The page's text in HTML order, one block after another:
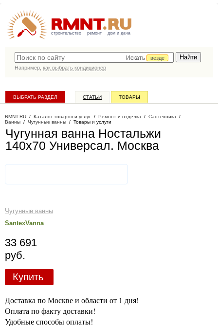
строительство ремонт дом и дача
Искать
везде
Например, как выбрать кондиционер
ВЫБРАТЬ РАЗДЕЛ СТАТЬИ ТОВАРЫ
RMNT.RU / Каталог товаров и услуг / Ремонт и отделка / Сантехника /
Ванны / Чугунные ванны / Товары и услуги
Чугунная ванна Ностальжи
140х70 Универсал. Москва
Чугунные ванны
SantexVanna
33 691
руб.
Купить
Доставка по Москве и области от 1 дня!
Оплата по факту доставки!
Удобные способы оплаты!